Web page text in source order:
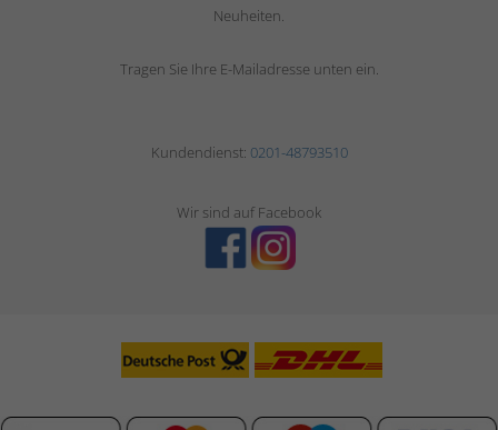
Neuheiten.
Tragen Sie Ihre E-Mailadresse unten ein.
Kundendienst: 0201-48793510
Wir sind auf Facebook